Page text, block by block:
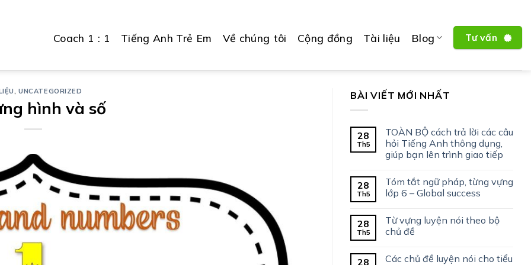
Coach 1 : 1 Tiếng Anh Trẻ Em Về chúng tôi Cộng đồng Tài liệu Blog Tư vấn
,UNCATEGORIZED
hình và số
BÀI VIẾT MỚI NHẤT
28
Th5
TOÀN BỘ cách trả lời các câu
hỏi Tiếng Anh thông dụng,
giúp bạn lên trình giao tiếp
28
Th5
Tóm tắt ngữ pháp, từng vựng
lớp 6 – Global success
28
Th5
Từ vựng luyện nói theo bộ
chủ đề
28
Các chủ đề luyện nói cho tiểu